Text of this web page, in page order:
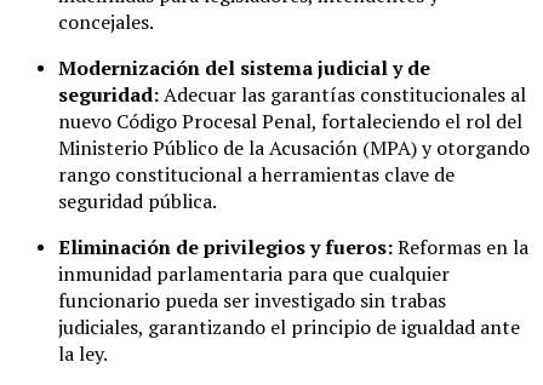
concejales.
Modernización del sistema judicial y de
seguridad:Adecuar las garantías constitucionales al
nuevo Código Procesal Penal, fortaleciendo el rol del
Ministerio Público de la Acusación (MPA) y otorgando
rango constitucional a herramientas clave de
seguridad pública.
Eliminación de privilegios y fueros:Reformas en la
inmunidad parlamentaria para que cualquier
funcionario pueda ser investigado sin trabas
judiciales, garantizando el principio de igualdad ante
la ley.